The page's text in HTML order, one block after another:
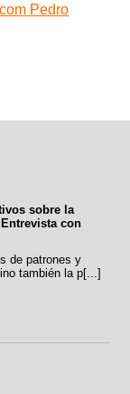
Pedro
sobre la
con
de patrones y
también la p[...]